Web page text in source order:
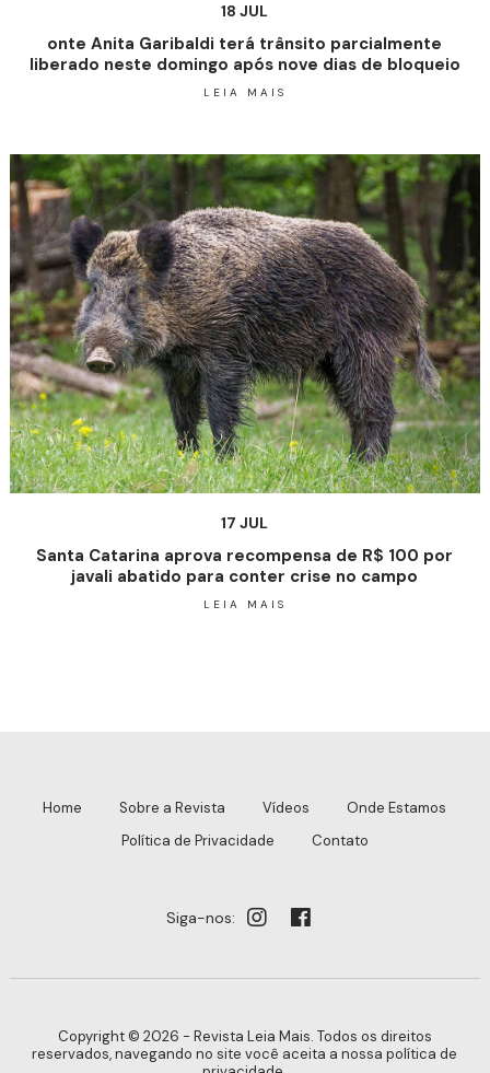
18 JUL
onte Anita Garibaldi terá trânsito parcialmente
liberado neste domingo após nove dias de bloqueio
LEIA MAIS
17 JUL
Santa Catarina aprova recompensa de R$ 100 por
javali abatido para conter crise no campo
LEIA MAIS
Home Sobre a Revista Vídeos
Onde Estamos
Política de Privacidade
Contato
Siga-nos:
Copyright © 2026 - Revista Leia Mais. Todos os direitos
reservados, navegando no site você aceita a nossapolítica de